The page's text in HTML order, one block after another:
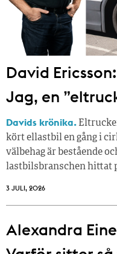
David Ericsson:
Jag, en
Davids krönika.
kört ellastbil en gång i
välbehag är bestående
lastbilsbranschen hittat
3 JULI, 2026
Alexandra